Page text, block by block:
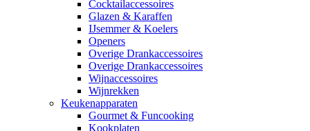
Cocktailaccessoires
Glazen & Karaffen
IJsemmer & Koelers
Openers
Overige Drankaccessoires
Overige Drankaccessoires
Wijnaccessoires
Wijnrekken
Keukenapparaten
Gourmet & Funcooking
Kookplaten